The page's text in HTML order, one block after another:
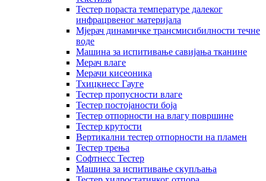
Тестер пораста температуре далеког
инфрацрвеног материјала
Мјерач динамичке трансмисибилности течне
воде
Машина за испитивање савијања тканине
Мерач влаге
Мерачи кисеоника
Тхицкнесс Гауге
Тестер пропусности влаге
Тестер постојаности боја
Тестер отпорности на влагу површине
Тестер крутости
Вертикални тестер отпорности на пламен
Тестер трења
Софтнесс Тестер
Машина за испитивање скупљања